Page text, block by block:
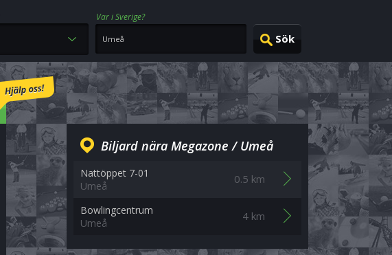
Var i Sverige?
Biljard nära Megazone / Umeå
Nattöppet 7-01
Umeå
0.5 km
Bowlingcentrum
Umeå
4 km